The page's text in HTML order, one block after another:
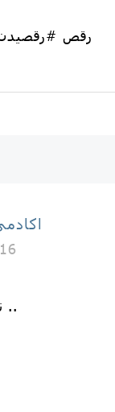
تو که ازاین دل من هیچی ندونی ..